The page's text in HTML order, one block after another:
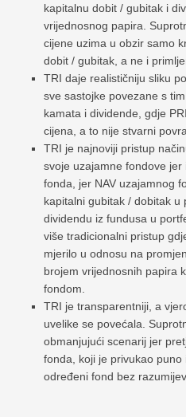
kapitalnu dobit / gubitak i
vrijednosnog papira.
cijene uzima u obzir samo
dobit / gubitak, a ne i
TRI daje realističniju sliku
sve sastojke povezane s
kamata i dividende, gdje
cijena, a to nije stvarni
TRI je najnoviji pristup
svoje uzajamne fondove
fonda, jer NAV uzajamnog
kapitalni gubitak / dobitak u
dividendu iz fundusa u
više tradicionalni pristup
mjerilo u odnosu na
brojem vrijednosnih papira
fondom.
TRI je transparentniji, a
uvelike se povećala.
obmanjujući scenarij jer
fonda, koji je privukao
određeni fond bez